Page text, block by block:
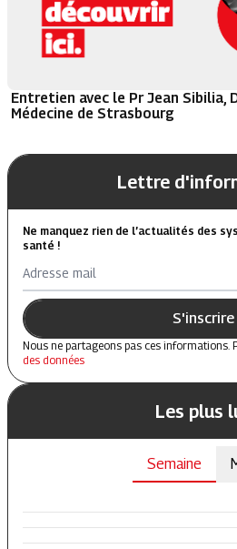
Entretien avec le Pr Jean Sibilia,
Médecine de Strasbourg
Lettre
Ne manquez rien de l’actualités des
santé !
Adresse mail
S'inscrire
Nous ne partageons pas ces informations.
des données
Les plus
Semaine